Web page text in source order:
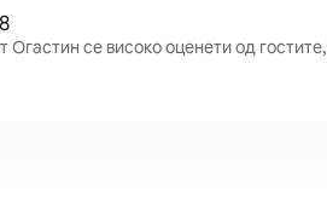
се високо оценети од